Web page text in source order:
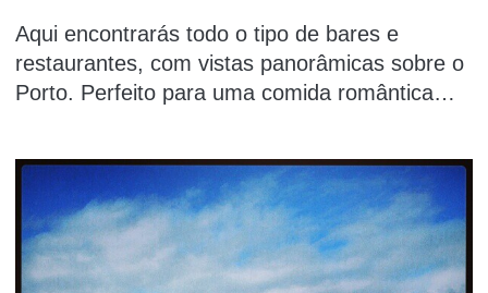
Aqui encontrarás todo o tipo de bares e
restaurantes, com vistas panorâmicas sobre o
Porto. Perfeito para uma comida romântica…